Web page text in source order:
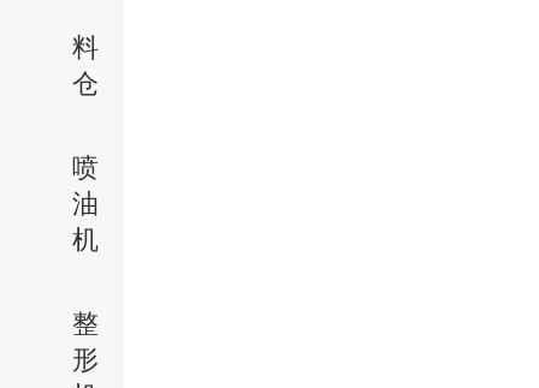
料
仓
喷
油
机
整
形